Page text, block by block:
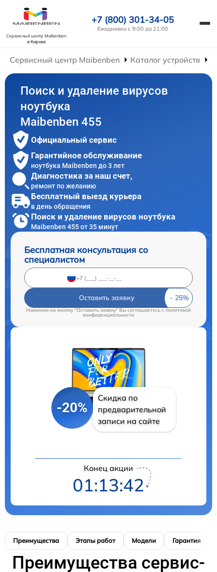
Сервисный центр Maibenben
в Кирове
+7 (800) 301-34-05
Ежедневно с 9:00 до 21:00
Сервисный центр Maibenben Каталог устройств
Поиск и удаление вирусов
ноутбука
Maibenben 455
Официальный сервис
Гарантийное обслуживание
ноутбука Maibenben до 3 лет
Диагностика за наш счет,
ремонт по желанию
Бесплатный выезд курьера
в день обращения
Поиск и удаление вирусов ноутбука
Maibenben 455 от 35 минут
Бесплатная консультация со
специалистом
Оставить заявку
Нажимая на кнопку "Оставить заявку" Вы соглашаетесь cполитикой
конфиденциальности
-20%
Скидка по
предварительной
записи на сайте
Конец акции
01:13:41
Преимущества Этапы работ Модели Гарантия
Преимущества сервис-